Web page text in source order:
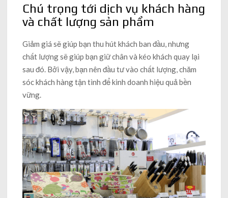
Chú trọng tới dịch vụ khách hàng
và chất lượng sản phẩm
Giảm giá sẽ giúp bạn thu hút khách ban đầu, nhưng
chất lượng sẽ giúp bạn giữ chân và kéo khách quay lại
sau đó. Bởi vậy, bạn nên đầu tư vào chất lượng, chăm
sóc khách hàng tận tình để kinh doanh hiệu quả bền
vững.